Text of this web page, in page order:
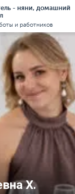
- няни, домашний
и работников
Повара в Москве
Х.